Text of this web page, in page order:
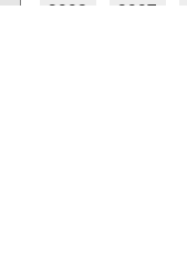
2008 2007